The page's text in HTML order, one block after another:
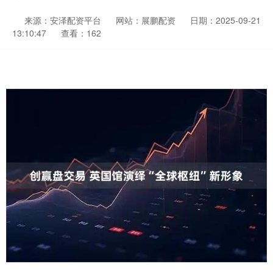
来源：安泽配资平台 网站：展鹏配资
日期：2025-09-21
13:10:47
查看：162